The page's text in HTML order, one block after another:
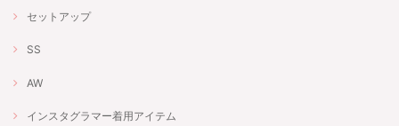
セットアップ
SS
AW
インスタグラマー着用アイテム